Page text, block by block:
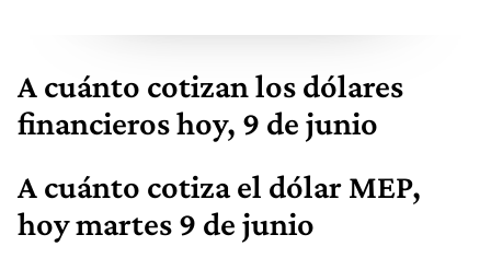
A cuánto cotizan los dólares
financieros hoy, 9 de junio
A cuánto cotiza el dólar MEP,
hoy martes 9 de junio